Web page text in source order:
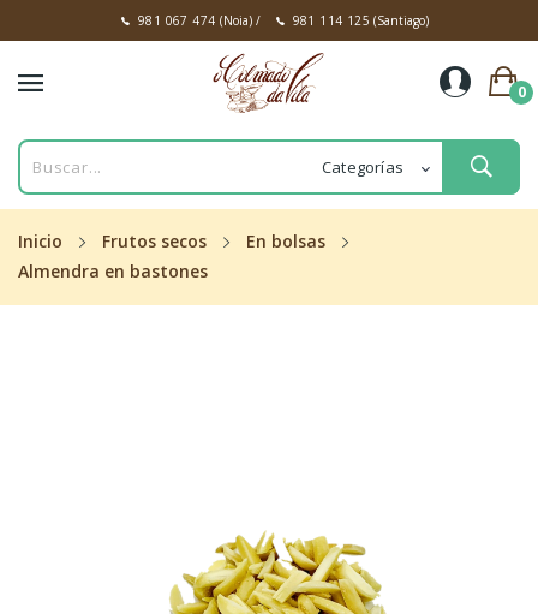
981 067 474 (Noia)/ 981 114 125 (Santiago)
0
Inicio Frutos secos
En bolsas
Almendra en bastones